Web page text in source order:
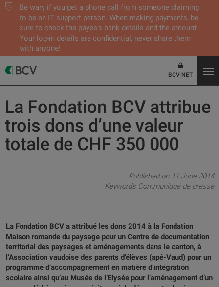
Be wary if you get a phone call from someone claiming
to be an IT support person. When making payments, be
sure to check the payee's bank details and the amount.
Your log-in details are confidential, never share them
with anyone!
BCV-NET
La Fondation BCV attribue
trois dons d’une valeur
totale de CHF 350 000
Published on 11 June 2014
Keywords Communiqué de presse
La Fondation BCV a attribué les dons 2014 à la Fondation
Maison romande du paysage pour un Centre de documentation
territorial des paysages et aménagements dans le canton, à
l’Association vaudoise des parents d’élèves (apé-Vaud) pour un
programme d’accompagnement en matière d’intégration
scolaire ainsi qu’au Musée de l’Elysée pour l’aménagement d’un